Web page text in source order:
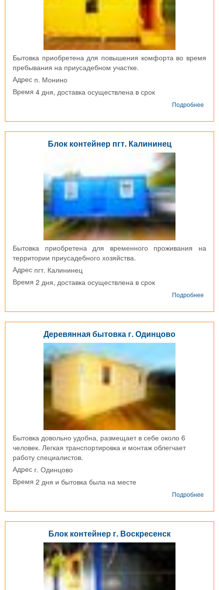
Бытовка приобретена для повышения комфорта во время
пребывания на приусадебном участке.
Адрес п. Монино
Время 4 дня, доставка осуществлена в срок
Подробнее
Блок контейнер пгт. Калининец
Бытовка приобретена для временного проживания на
территории приусадебного хозяйства.
Адрес пгт. Калининец
Время 2 дня, доставка осуществлена в срок
Подробнее
Деревянная бытовка г. Одинцово
Бытовка довольно удобна, размещает в себе около 6
человек. Легкая транспортировка и монтаж облегчает
работу специалистов.
Адрес г. Одинцово
Время 2 дня и бытовка была на месте
Подробнее
Блок контейнер г. Воскресенск